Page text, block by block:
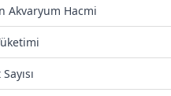
Akvaryum Hacmi